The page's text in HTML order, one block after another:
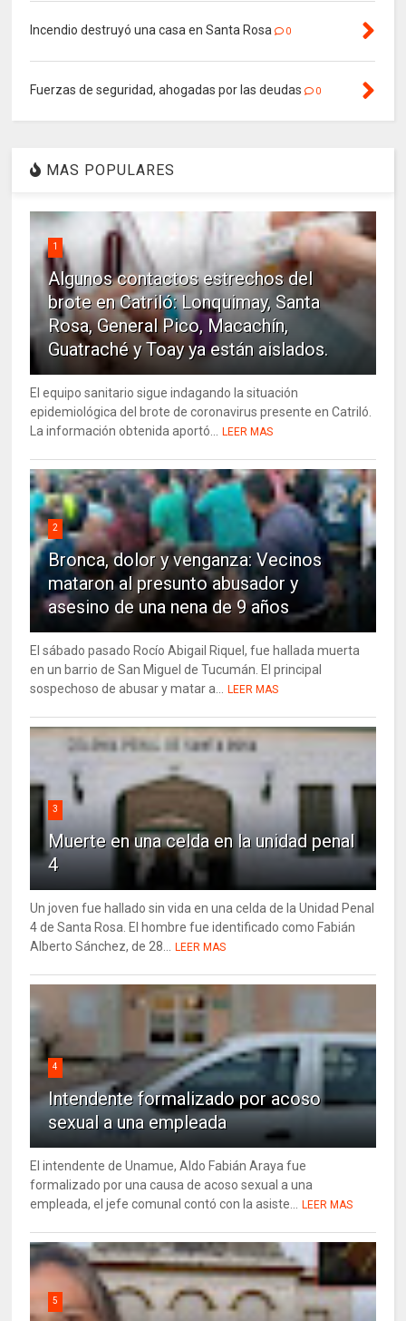
Incendio destruyó una casa en Santa Rosa 0
Fuerzas de seguridad, ahogadas por las deudas 0
MAS POPULARES
1
Algunos contactos estrechos del
brote en Catriló: Lonquimay, Santa
Rosa, General Pico, Macachín,
Guatraché y Toay ya están aislados.
El equipo sanitario sigue indagando la situación
epidemiológica del brote de coronavirus presente en Catriló.
La información obtenida aportó...
LEER MAS
2
Bronca, dolor y venganza: Vecinos
mataron al presunto abusador y
asesino de una nena de 9 años
El sábado pasado Rocío Abigail Riquel, fue hallada muerta
en un barrio de San Miguel de Tucumán. El principal
sospechoso de abusar y matar a...
LEER MAS
3
Muerte en una celda en la unidad penal
4
Un joven fue hallado sin vida en una celda de la Unidad Penal
4 de Santa Rosa. El hombre fue identificado como Fabián
Alberto Sánchez, de 28...
LEER MAS
4
Intendente formalizado por acoso
sexual a una empleada
El intendente de Unamue, Aldo Fabián Araya fue
formalizado por una causa de acoso sexual a una
empleada, el jefe comunal contó con la asiste...
LEER MAS
5